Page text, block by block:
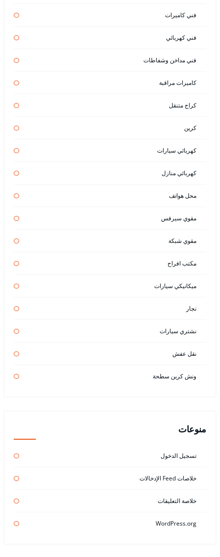
فني كاميرات
فني كهربائي
فني مداخن وشفاطات
كاميرات مراقبة
كراج متنقل
كرين
كهربائي سيارات
كهربائي منازل
محل هواتف
مقوي سيرفس
مقوي شبكة
مكتب افراح
ميكانيكي سيارات
نجار
نشتري سيارات
نقل عفش
ونش كرين سطحة
منوعات
تسجيل الدخول
خلاصات Feed الإدخالات
خلاصة التعليقات
WordPress.org